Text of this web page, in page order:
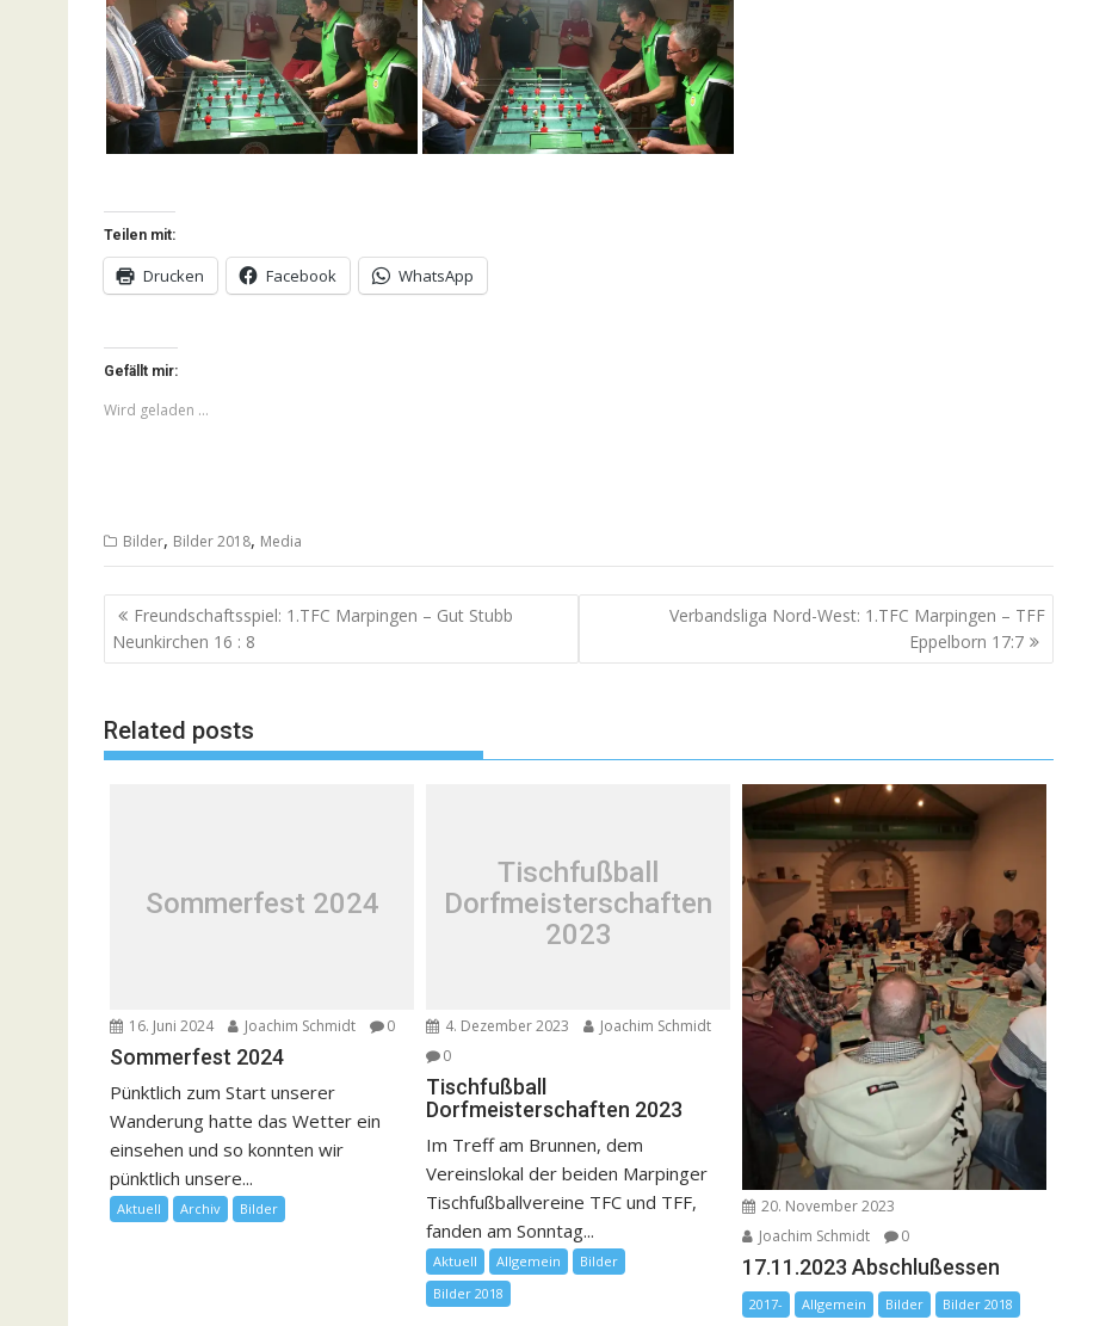
Teilen mit:
Drucken Facebook WhatsApp
Gefällt mir:
Wird geladen …
Bilder, Bilder 2018, Media
Beitragsnavigation
Freundschaftsspiel: 1.TFC Marpingen – Gut Stubb
Neunkirchen 16 : 8
Verbandsliga Nord-West: 1.TFC Marpingen – TFF
Eppelborn 17:7
Related posts
Sommerfest 2024
16. Juni 2024 Joachim Schmidt 0
Sommerfest 2024
Pünktlich zum Start unserer
Wanderung hatte das Wetter ein
einsehen und so konnten wir
pünktlich unsere...
Aktuell Archiv Bilder
Tischfußball
Dorfmeisterschaften
2023
4. Dezember 2023
Joachim Schmidt
0
Tischfußball
Dorfmeisterschaften 2023
Im Treff am Brunnen, dem
Vereinslokal der beiden Marpinger
Tischfußballvereine TFC und TFF,
fanden am Sonntag...
Aktuell Allgemein
Bilder
Bilder 2018
20. November 2023
Joachim Schmidt
0
17.11.2023 Abschlußessen
2017- Allgemein Bilder Bilder 2018